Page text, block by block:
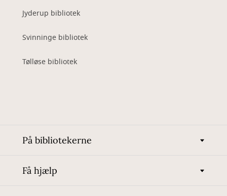
Jyderup bibliotek
Svinninge bibliotek
Tølløse bibliotek
På bibliotekerne
Få hjælp